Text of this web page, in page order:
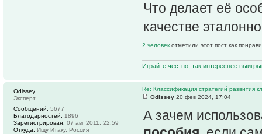
Что делает её
качестве
2 человек отметили этот пост как
Играйте честно, так интереснее
Re: Классификация стратегий развития
Odissey 20 фев 2024, 17:04
А зачем
Odissey
Эксперт
Сообщений: 5677
Благодарностей: 1896
Зарегистрирован: 07 авг 2011, 22:59
Откуда: Ищу Итаку, Россия